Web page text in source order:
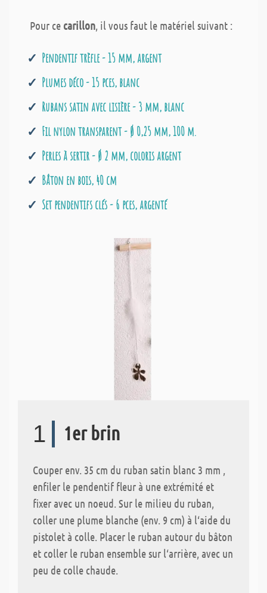
Pour ce carillon, il vous faut le matériel suivant :
Pendentif trèfle - 15 mm, argent
Plumes déco - 15 pces, blanc
Rubans satin avec lisière - 3 mm, blanc
Fil nylon transparent - Ø 0,25 mm, 100 m.
Perles à sertir - Ø 2 mm, coloris argent
Bâton en bois, 40 cm
Set pendentifs clés - 6 pces, argenté
1 1er brin
Couper env. 35 cm du ruban satin blanc 3 mm ,
enfiler le pendentif fleur à une extrémité et
fixer avec un noeud. Sur le milieu du ruban,
coller une plume blanche (env. 9 cm) à l‘aide du
pistolet à colle. Placer le ruban autour du bâton
et coller le ruban ensemble sur l‘arrière, avec un
peu de colle chaude.